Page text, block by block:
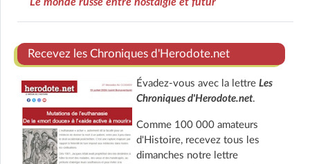
Recevez les Chroniques d'Herodote.net
Évadez-vous avec la lettre Les
Chroniques d'Herodote.net.
Comme 100 000 amateurs
d'Histoire, recevez tous les
dimanches notre lettre